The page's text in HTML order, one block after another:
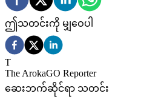
ဤသတင်းကို မျှဝေပါ
T
The ArokaGO Reporter
ဆေးဘက်ဆိုင်ရာ သတင်း